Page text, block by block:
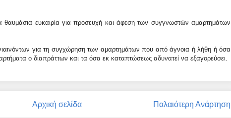
θαυμάσια ευκαιρία για προσευχή και άφεση των συγγνωστών αμαρτημάτων
για τη συγχώρηση των αμαρτημάτων που από άγνοια ή λήθη ή όσα
ο διαπράττων και τα όσα εκ καταπτώσεως αδυνατεί να εξαγορεύσει.
Παλαιότερη Ανάρτηση
Αρχική σελίδα